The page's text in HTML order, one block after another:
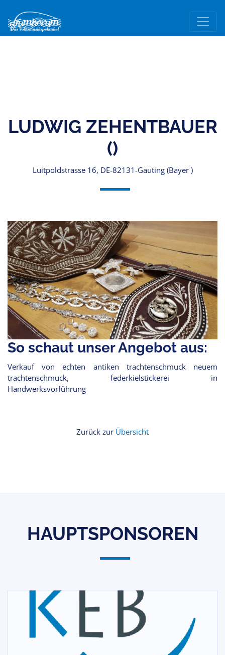
LUDWIG ZEHENTBAUER
()
Luitpoldstrasse 16, DE-82131-Gauting (Bayer )
So schaut unser Angebot aus:
Verkauf von echten antiken trachtenschmuck neuem
trachtenschmuck, federkielstickerei in
Handwerksvorführung
Zurück zur Übersicht
HAUPTSPONSOREN